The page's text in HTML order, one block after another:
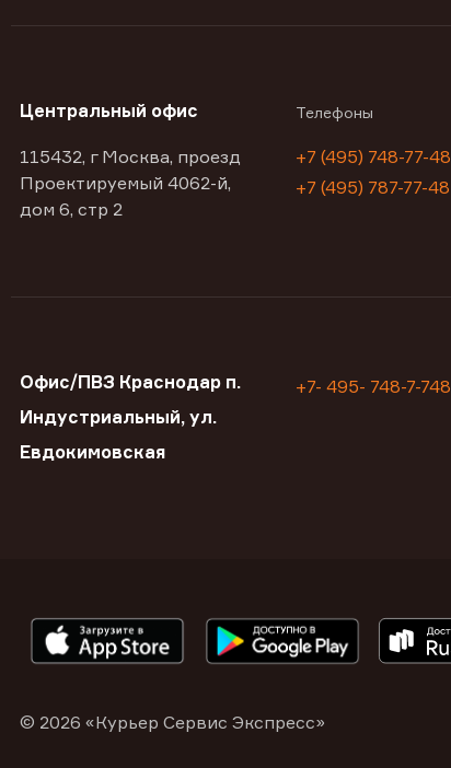
Центральный офис
115432, г Москва, проезд
Проектируемый 4062-й,
дом 6, стр 2
Телефоны
+7 (495) 748-77-48
+7 (495) 787-77-48
Офис/ПВЗ Краснодар п.
Индустриальный, ул.
Евдокимовская
+7- 495- 748-7-748
© 2026 «Курьер Сервис Экспресс»